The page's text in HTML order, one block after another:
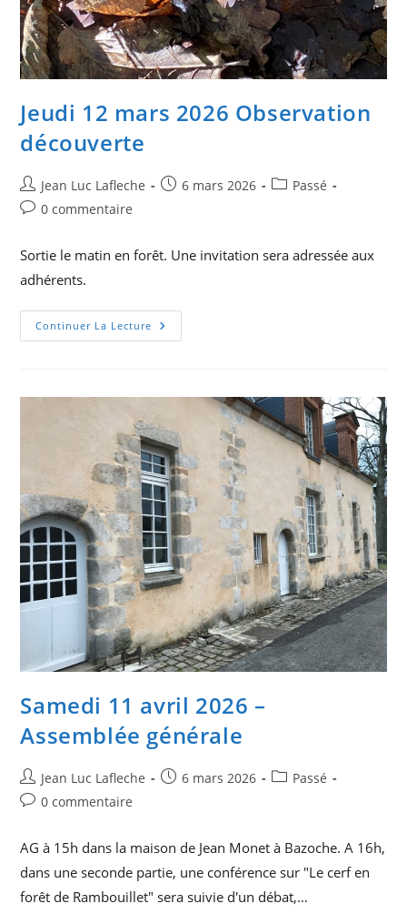
Jeudi 12 mars 2026 Observation
découverte
Auteur/autrice
de
Jean Luc Lafleche
Publication
6 mars 2026
PostPassé
Commentaires
publication :
0 commentaire
Sortie le matin en forêt. Une invitation sera adressée aux
adhérents.
Continuer La Lecture Jeudi
12
Samedi 11 avril 2026 –
Assemblée générale
Auteur/autrice
de
Jean Luc Lafleche
Publication
6 mars 2026
PostPassé
Commentaires
la
publication :
0 commentaire
AG à 15h dans la maison de Jean Monet à Bazoche. A 16h,
dans une seconde partie, une conférence sur "Le cerf en
forêt de Rambouillet" sera suivie d'un débat,…